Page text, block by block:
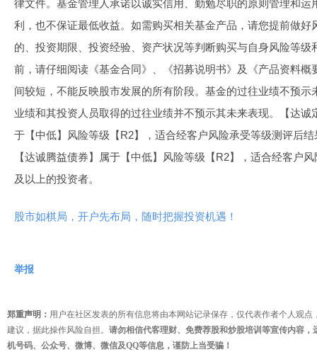
律文件。基金管理人承诺以诚实信用、勤勉尽职的原则管理和
利，也不保证最低收益。如需购买相关基金产品，请您提前做好
的、投资期限、投资经验、资产状况等判断购买与自身风险等
前，请仔细阅读《基金合同》、《招募说明书》及《产品资料
间较短，不能反映股市发展的所有阶段。基金的过往业绩不预
业绩和其投资人员取得的过往业绩并不预示其未来表现。【达诚
于【中低】风险等级【R2】，适合经客户风险承受等级测评后
【达诚腾益债券】属于【中低】风险等级【R2】，适合经客户
及以上的投资者。
股市如棋局，开户先布局，随时把握投资机遇！
举报
郑重声明： 用户在社区发表的所有信息将由本网站记录保存，仅代表作者个人观
建议，据此操作风险自担。 请勿相信代客理财、免费荐股和炒股培训等宣传内容
机号码、公众号、微博、微信及QQ等信息，谨防上当受骗！